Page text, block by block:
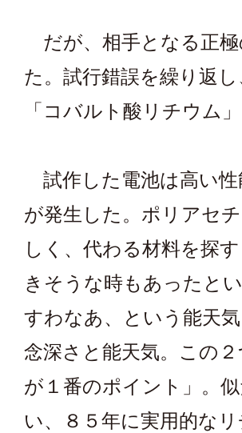
だが、相手となる正
た。試行錯誤を繰り返
「コバルト酸リチウム」
試作した電池は高い
が発生した。ポリアセ
しく、代わる材料を探
きそうな時もあったと
すわなあ、という能天
念深さと能天気。この
が１番のポイント」。
い、８５年に実用的な